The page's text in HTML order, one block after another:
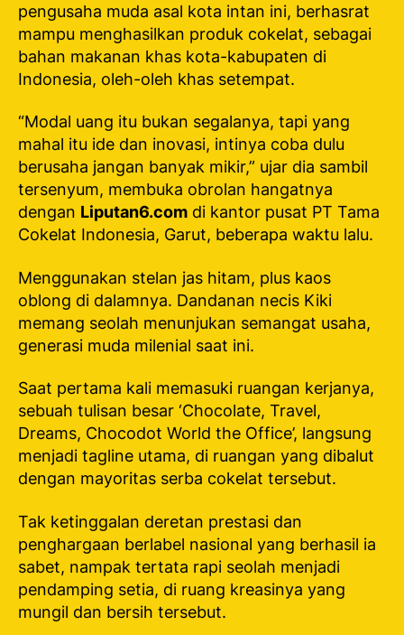
pengusaha muda asal kota intan ini, berhasrat
mampu menghasilkan produk cokelat, sebagai
bahan makanan khas kota-kabupaten di
Indonesia, oleh-oleh khas setempat.
“Modal uang itu bukan segalanya, tapi yang
mahal itu ide dan inovasi, intinya coba dulu
berusaha jangan banyak mikir,” ujar dia sambil
tersenyum, membuka obrolan hangatnya
dengan Liputan6.com di kantor pusat PT Tama
Cokelat Indonesia, Garut, beberapa waktu lalu.
Menggunakan stelan jas hitam, plus kaos
oblong di dalamnya. Dandanan necis Kiki
memang seolah menunjukan semangat usaha,
generasi muda milenial saat ini.
Saat pertama kali memasuki ruangan kerjanya,
sebuah tulisan besar ‘Chocolate, Travel,
Dreams, Chocodot World the Office’, langsung
menjadi tagline utama, di ruangan yang dibalut
dengan mayoritas serba cokelat tersebut.
Tak ketinggalan deretan prestasi dan
penghargaan berlabel nasional yang berhasil ia
sabet, nampak tertata rapi seolah menjadi
pendamping setia, di ruang kreasinya yang
mungil dan bersih tersebut.